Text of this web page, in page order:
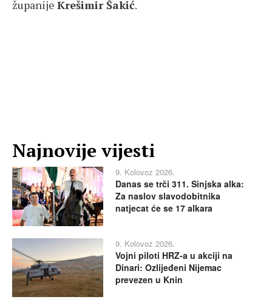
županije Krešimir Šakić.
Najnovije vijesti
9. Kolovoz 2026.
Danas se trči 311. Sinjska alka:
Za naslov slavodobitnika
natjecat će se 17 alkara
9. Kolovoz 2026.
Vojni piloti HRZ-a u akciji na
Dinari: Ozlijeđeni Nijemac
prevezen u Knin